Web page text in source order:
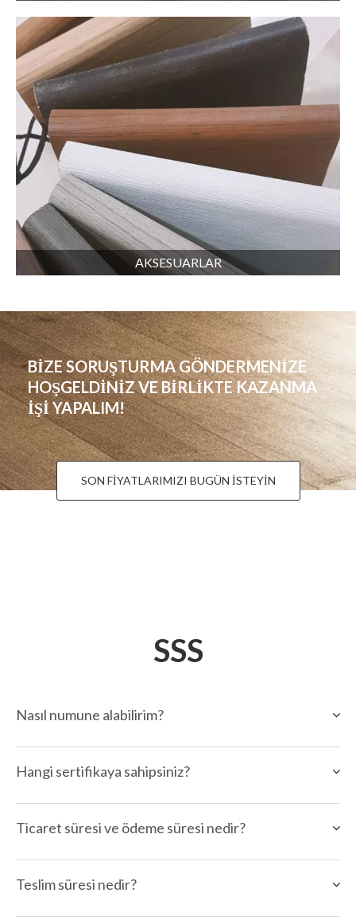
AKSESUARLAR
BİZE SORUŞTURMA GÖNDERMENİZE
HOŞGELDİNİZ VE BİRLİKTE KAZANMA
İŞİ YAPALIM!
SON FİYATLARIMIZI BUGÜN İSTEYİN
SSS
Nasıl numune alabilirim?
Hangi sertifikaya sahipsiniz?
Ticaret süresi ve ödeme süresi nedir?
Teslim süresi nedir?